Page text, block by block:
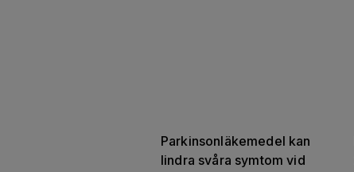
Parkinsonläkemedel kan
lindra svåra symtom vid